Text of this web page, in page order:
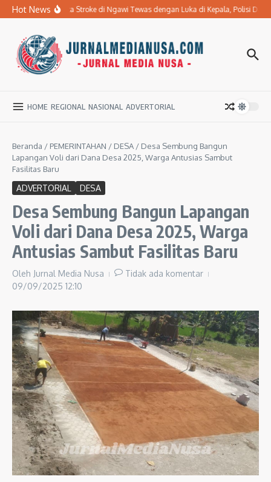
Lewati ke konten
Hot News
Ibu Penderita Stroke di Ngawi Tewas dengan Luka di Kepala, Polisi
HOME REGIONAL NASIONAL ADVERTORIAL
Beranda / PEMERINTAHAN / DESA / Desa Sembung Bangun
Lapangan Voli dari Dana Desa 2025, Warga Antusias Sambut
Fasilitas Baru
ADVERTORIAL DESA
Desa Sembung Bangun Lapangan
Voli dari Dana Desa 2025, Warga
Antusias Sambut Fasilitas Baru
Oleh Jurnal Media Nusa
Tidak ada komentar
09/09/2025 12:10